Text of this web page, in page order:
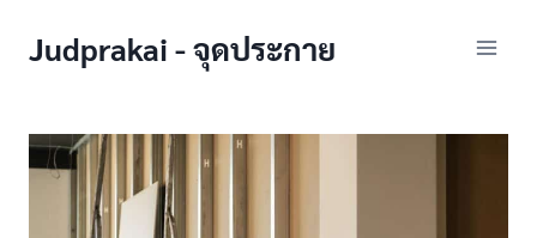
Judprakai - จุดประกาย